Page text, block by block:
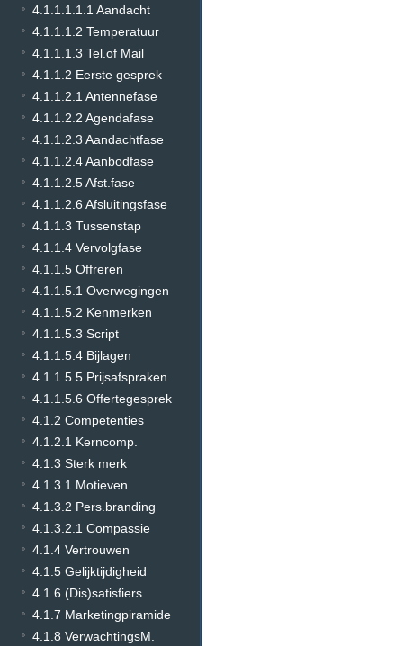
4.1.1.1.1.1 Aandacht
4.1.1.1.2 Temperatuur
4.1.1.1.3 Tel.of Mail
4.1.1.2 Eerste gesprek
4.1.1.2.1 Antennefase
4.1.1.2.2 Agendafase
4.1.1.2.3 Aandachtfase
4.1.1.2.4 Aanbodfase
4.1.1.2.5 Afst.fase
4.1.1.2.6 Afsluitingsfase
4.1.1.3 Tussenstap
4.1.1.4 Vervolgfase
4.1.1.5 Offreren
4.1.1.5.1 Overwegingen
4.1.1.5.2 Kenmerken
4.1.1.5.3 Script
4.1.1.5.4 Bijlagen
4.1.1.5.5 Prijsafspraken
4.1.1.5.6 Offertegesprek
4.1.2 Competenties
4.1.2.1 Kerncomp.
4.1.3 Sterk merk
4.1.3.1 Motieven
4.1.3.2 Pers.branding
4.1.3.2.1 Compassie
4.1.4 Vertrouwen
4.1.5 Gelijktijdigheid
4.1.6 (Dis)satisfiers
4.1.7 Marketingpiramide
4.1.8 VerwachtingsM.